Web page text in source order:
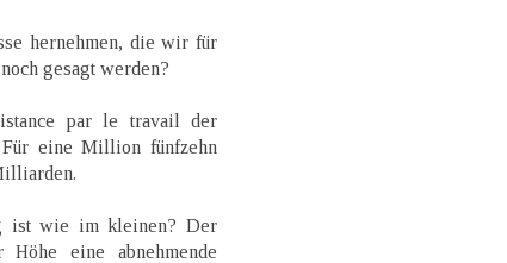
hernehmen, die wir für
gesagt werden?
par le travail der
Für eine Million fünfzehn
ist wie im kleinen? Der
eine abnehmende